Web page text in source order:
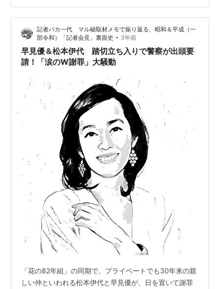
の勇気。たった一人でも戦える勇気。 組織人として周囲
に流されるままに生きてきた古荒先生にはその勇気がな
かった。 古荒先生は、10時間以上の聴取に…
記者バカ一代 マル秘取材メモで振り返る、昭和＆平成（一
部令和）「記者会見」裏面史 • 3年前
早見優＆松本伊代 踏切立ち入りで警察が出頭要
請！「涙のW謝罪」大騒動
「花の82年組」の同期で、プライベートでも30年来の親
しい仲といわれる松本伊代と早見優が、日を置いて謝罪